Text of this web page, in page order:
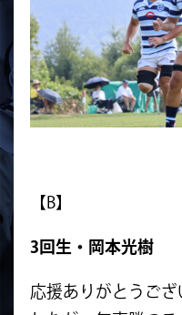
【B】
3回生・岡本光樹
応援ありがとうご